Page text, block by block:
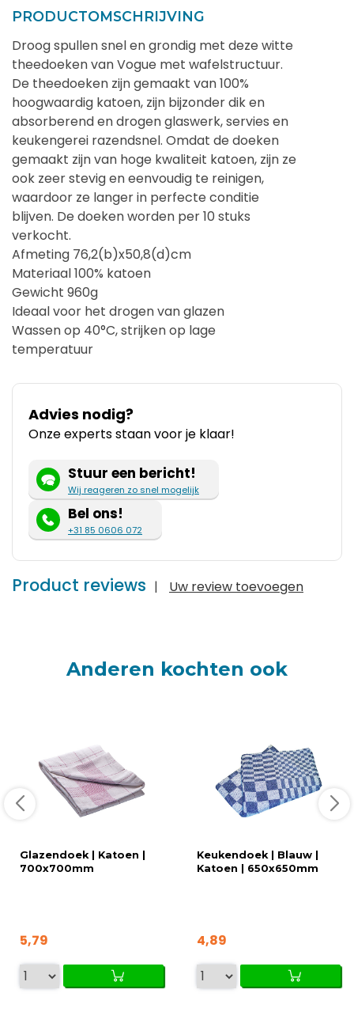
PRODUCTOMSCHRIJVING
Droog spullen snel en grondig met deze witte
theedoeken van Vogue met wafelstructuur.
De theedoeken zijn gemaakt van 100%
hoogwaardig katoen, zijn bijzonder dik en
absorberend en drogen glaswerk, servies en
keukengerei razendsnel. Omdat de doeken
gemaakt zijn van hoge kwaliteit katoen, zijn ze
ook zeer stevig en eenvoudig te reinigen,
waardoor ze langer in perfecte conditie
blijven. De doeken worden per 10 stuks
verkocht.
Afmeting 76,2(b)x50,8(d)cm
Materiaal 100% katoen
Gewicht 960g
Ideaal voor het drogen van glazen
Wassen op 40°C, strijken op lage
temperatuur
Advies nodig?
Onze experts staan voor je klaar!
Stuur een bericht!
Wij reageren zo snel mogelijk
Bel ons!
+31 85 0606 072
Product reviews | Uw review toevoegen
Anderen kochten ook
Glazendoek | Katoen |
700x700mm
5,79
Keukendoek | Blauw |
Katoen | 650x650mm
4,89